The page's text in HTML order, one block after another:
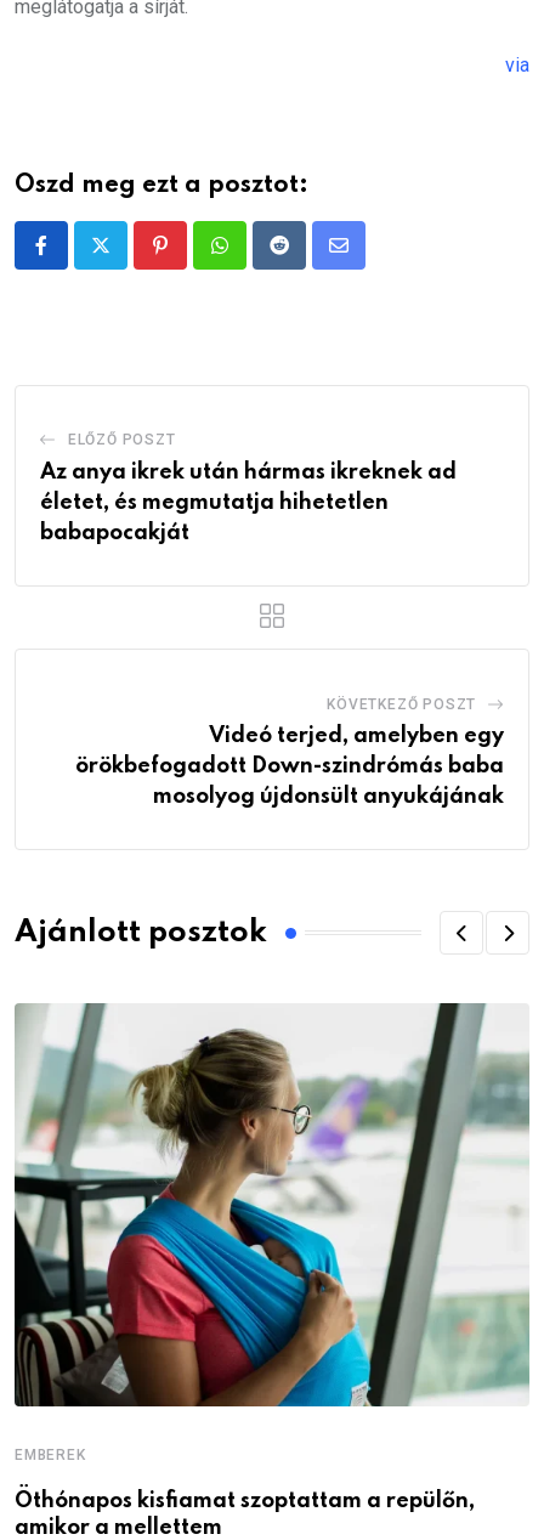
meglátogatja a sírját.
via
Oszd meg ezt a posztot:
PinterestWhatsappRedditShare
ELŐZŐ POSZT
Az anya ikrek után hármas ikreknek ad
életet, és megmutatja hihetetlen
babapocakját
KÖVETKEZŐ POSZT
Videó terjed, amelyben egy
örökbefogadott Down-szindrómás baba
mosolyog újdonsült anyukájának
Ajánlott posztok
EMBEREK
Öthónapos kisfiamat szoptattam a repülőn,
amikor a mellettem